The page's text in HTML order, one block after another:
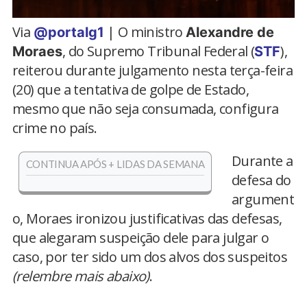
Via @portalg1 | O ministroAlexandre de
Moraes, do Supremo Tribunal Federal (STF),
reiterou durante julgamento nesta terça-feira
(20) que a tentativa de golpe de Estado,
mesmo que não seja consumada, configura
crime no país.
CONTINUA APÓS + LIDAS DA SEMANA
Durante a
defesa do
argument
o, Moraes ironizou justificativas das defesas,
que alegaram suspeição dele para julgar o
caso, por ter sido um dos alvos dos suspeitos
(relembre mais abaixo).